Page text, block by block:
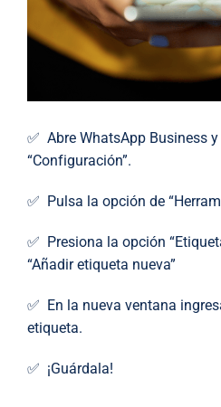
✅ Abre WhatsApp Business
“Configuración”.
✅ Pulsa la opción de
✅ Presiona la opción
“Añadir etiqueta nueva”
✅ En la nueva ventana
etiqueta.
✅ ¡Guárdala!